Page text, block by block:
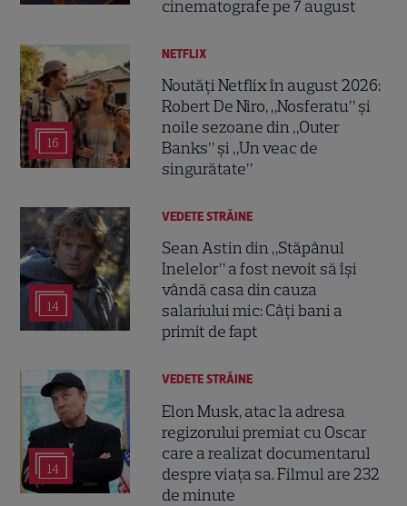
cinematografe pe 7 august
16
NETFLIX
Noutăți Netflix în august 2026:
Robert De Niro, „Nosferatu” și
noile sezoane din „Outer
Banks” și „Un veac de
singurătate”
14
VEDETE STRĂINE
Sean Astin din „Stăpânul
Inelelor” a fost nevoit să își
vândă casa din cauza
salariului mic: Câți bani a
primit de fapt
14
VEDETE STRĂINE
Elon Musk, atac la adresa
regizorului premiat cu Oscar
care a realizat documentarul
despre viața sa. Filmul are 232
de minute